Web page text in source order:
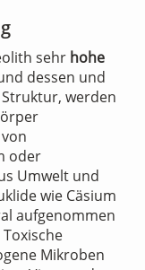
sehr hohe
dessen und
werden
oder
Umwelt und
wie Cäsium
aufgenommen
Mikroben